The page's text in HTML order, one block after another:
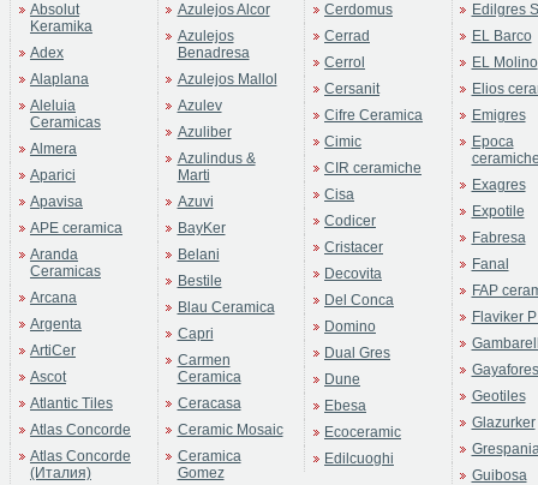
Absolut
Keramika
Adex
Alaplana
Aleluia
Ceramicas
Almera
Aparici
Apavisa
APE ceramica
Aranda
Ceramicas
Arcana
Argenta
ArtiCer
Ascot
Atlantic Tiles
Atlas Concorde
Atlas Concorde
(Италия)
Azulejos Alcor
Azulejos
Benadresa
Azulejos Mallol
Azulev
Azuliber
Azulindus &
Marti
Azuvi
BayKer
Belani
Bestile
Blau Ceramica
Capri
Carmen
Ceramica
Ceracasa
Ceramic Mosaic
Ceramica
Gomez
Cerdomus
Cerrad
Cerrol
Cersanit
Cifre Ceramica
Cimic
CIR ceramiche
Cisa
Codicer
Cristacer
Decovita
Del Conca
Domino
Dual Gres
Dune
Ebesa
Ecoceramic
Edilcuoghi
Edilgres
EL Barco
EL Molino
Elios
Emigres
Epoca
Exagres
Expotile
Fabresa
Fanal
FAP
Flaviker
Gayafores
Geotiles
Glazurker
Guibosa